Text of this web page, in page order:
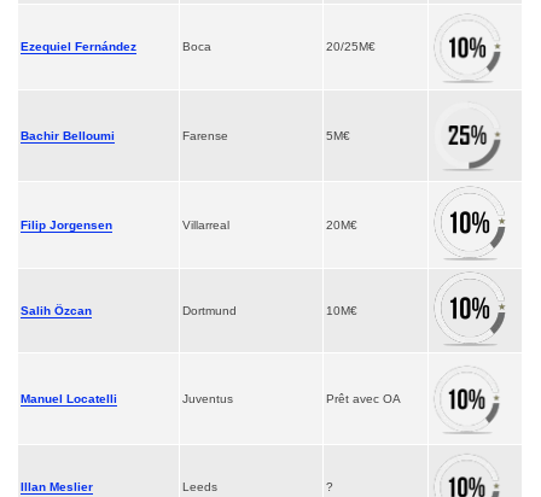
Ezequiel Fernández Boca 20/25M€
Bachir Belloumi Farense 5M€
Filip Jorgensen Villarreal 20M€
Salih Özcan Dortmund 10M€
Manuel Locatelli Juventus Prêt avec OA
Illan Meslier Leeds ?